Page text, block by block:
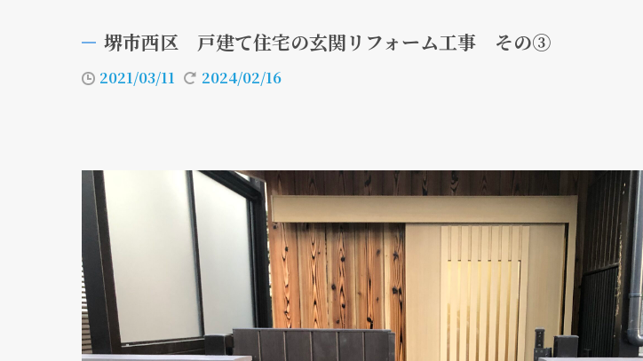
堺市西区 戸建て住宅の玄関リフォーム工事 その③
2021/03/11 2024/02/16